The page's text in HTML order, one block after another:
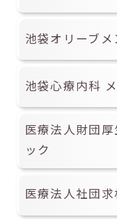
池袋オリーブ
池袋心療内科
医療法人財団
ック
医療法人社団